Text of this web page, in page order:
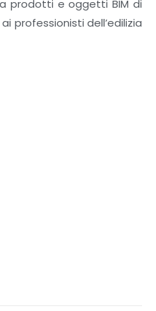
prodotti e oggetti BIM di
professionisti dell’edilizia